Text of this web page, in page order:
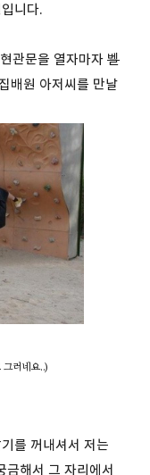
니다.
관문을 열자마자 벨
집배원 아저씨를 만날
러네요..)
를 꺼내셔서 저는
금해서 그 자리에서